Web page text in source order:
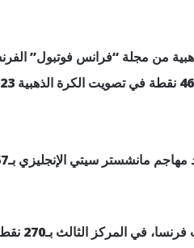
من مجلة “فرانس فوتبول”
حل كيليان مبابي،